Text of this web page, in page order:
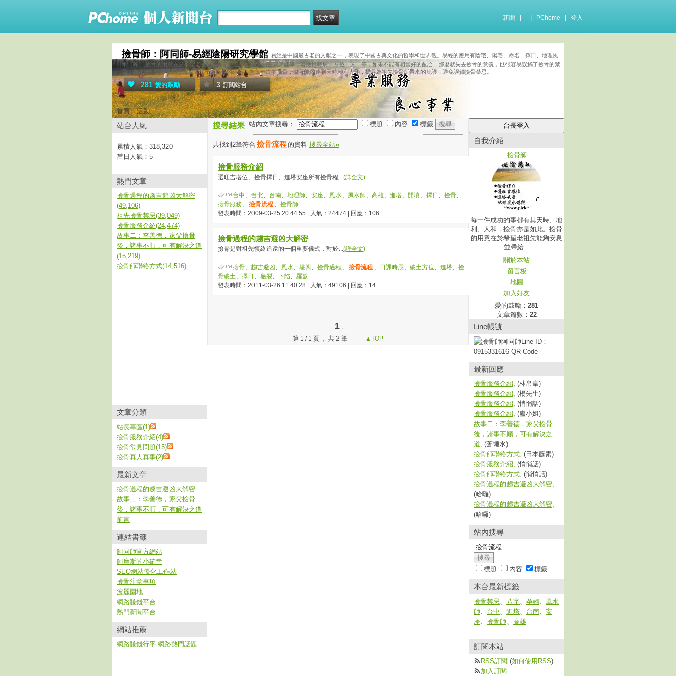
新聞 PChome 登入
撿骨師：阿同師-易經陰陽研究學館 易經是中國最古老的文獻之一，表現了中國古典文化的哲學和世界觀。易經的應用有陰宅、陽宅、命名、擇日、地理風
水…等。 撿骨的用意在於希望老祖先能夠安息並帶給家人的平安、健康，若撿骨時辰、方位、人…等，如果不能有相當好的配合，那麼就失去撿骨的意義，也很容易誤觸了撿骨的禁
忌。在此老師以畢生易學及撿骨二十年餘年的經驗，為每一次的撿骨，盡可能的達到天時地利人和，提昇為祖先撿骨所帶來的庇護，避免誤觸撿骨禁忌。
281 愛的鼓勵 3 訂閱站台
首頁 活動
搜尋結果 站內文章搜尋： 標題 內容 標籤
共找到2筆符合 撿骨流程 的資料 搜尋全站»
撿骨服務介紹
選旺吉塔位、撿骨擇日、進塔安座所有撿骨程...(詳全文)
台中、 台北、 台南、 地理師、 安座、 風水、 風水師、 高雄、 進塔、 開墳、 擇日 、 撿骨、
撿骨服務、 撿骨流程 、 撿骨師
發表時間：2009-03-25 20:44:55 | 人氣：24474 | 回應：106
撿骨過程的趨吉避凶大解密
撿骨是對祖先慎終追遠的一個重要儀式，對於...(詳全文)
撿骨、 趨吉避凶、 風水、 堪輿、 撿骨過程、 撿骨流程 、 日課時辰、 破土方位、 進塔、 撿
骨破土、 擇日 、 龜裂、 下陷、 羅盤
發表時間：2011-03-26 11:40:28 | 人氣：49106 | 回應：14
1 .
第 1 / 1 頁 ， 共 2 筆
▲TOP
自我介紹
撿骨師
每一件成功的事都有其天時、地
利、人和，撿骨亦是如此。撿骨
的用意在於希望老祖先能夠安息
並帶給...
關於本站
留言板
地圖
加入好友
愛的鼓勵： 281
文章篇數： 22
Line帳號
最新回應
撿骨服務介紹, (林帛韋)
撿骨服務介紹, (楊先生)
撿骨服務介紹, (悄悄話)
撿骨服務介紹, (盧小姐)
故事二：李善德，家父撿骨
後，諸事不順，可有解決之
道, (蒼蠅水)
撿骨師聯絡方式, (日本藤素)
撿骨服務介紹, (悄悄話)
撿骨師聯絡方式, (悄悄話)
撿骨過程的趨吉避凶大解密,
(哈囉)
撿骨過程的趨吉避凶大解密,
(哈囉)
站內搜尋
標題 內容 標籤
本台最新標籤
撿骨禁忌、 八字、 孕婦、 風水
師、 台中、 進塔、 台南、 安
座、 撿骨師、 高雄
訂閱本站
RSS訂閱 (如何使用RSS)
加入訂閱
站台人氣
累積人氣： 318,320
當日人氣： 5
熱門文章
撿骨過程的趨吉避凶大解密
(49,106)
祖先撿骨禁忌(39,049)
撿骨服務介紹(24,474)
故事二：李善德，家父撿骨
後，諸事不順，可有解決之道
(15,219)
撿骨師聯絡方式(14,516)
文章分類
站長專區(1)
撿骨服務介紹(4)
撿骨常見問題(15)
撿骨真人真事(2)
最新文章
撿骨過程的趨吉避凶大解密
故事二：李善德，家父撿骨
後，諸事不順，可有解決之道
前言
連結書籤
阿同師官方網站
阿摩斯的小確幸
SEO網站優化工作站
撿骨注意事項
波麗園地
網路賺錢平台
熱門新聞平台
網站推薦
網路賺錢行平 網路熱門話題